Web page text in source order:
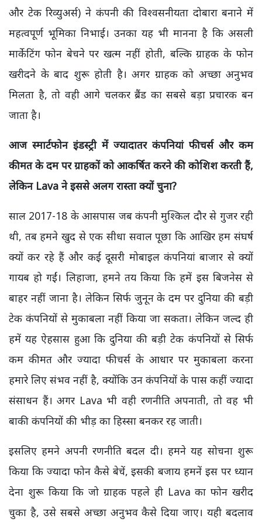
और टेक रिव्युअर्स) ने कंपनी की विश्वसनीयता दोबारा बनाने में
महत्वपूर्ण भूमिका निभाई। उनका यह भी मानना है कि असली
मार्केटिंग फोन बेचने पर खत्म नहीं होती, बल्कि ग्राहक के फोन
खरीदने के बाद शुरू होती है। अगर ग्राहक को अच्छा अनुभव
मिलता है, तो वही आगे चलकर ब्रैंड का सबसे बड़ा प्रचारक बन
जाता है।
आज स्मार्टफोन इंडस्ट्री में ज्यादातर कंपनियां फीचर्स और कम
कीमत के दम पर ग्राहकों को आकर्षित करने की कोशिश करती हैं,
लेकिन Lava ने इससे अलग रास्ता क्यों चुना?
साल 2017-18 के आसपास जब कंपनी मुश्किल दौर से गुजर रही
थी, तब हमने खुद से एक सीधा सवाल पूछा कि आखिर हम संघर्ष
क्यों कर रहे हैं और कई दूसरी मोबाइल कंपनियां बाजार से क्यों
गायब हो गईं। लिहाजा, हमने तय किया कि हमें इस बिजनेस से
बाहर नहीं जाना है। लेकिन सिर्फ जुनून के दम पर दुनिया की बड़ी
टेक कंपनियों से मुकाबला नहीं किया जा सकता। लेकिन जल्द ही
हमें यह ऐहसास हुआ कि दुनिया की बड़ी टेक कंपनियों से सिर्फ
कम कीमत और ज्यादा फीचर्स के आधार पर मुकाबला करना
हमारे लिए संभव नहीं है, क्योंकि उन कंपनियों के पास कहीं ज्यादा
संसाधन हैं। अगर Lava भी वही रणनीति अपनाती, तो वह भी
बाकी कंपनियों की भीड़ का हिस्सा बनकर रह जाती।
इसलिए हमने अपनी रणनीति बदल दी। हमने यह सोचना शुरू
किया कि ज्यादा फोन कैसे बेचें, इसकी बजाय हमनें इस पर ध्यान
देना शुरू किया कि जो ग्राहक पहले ही Lava का फोन खरीद
चुका है, उसे सबसे अच्छा अनुभव कैसे दिया जाए। यही बदलाव